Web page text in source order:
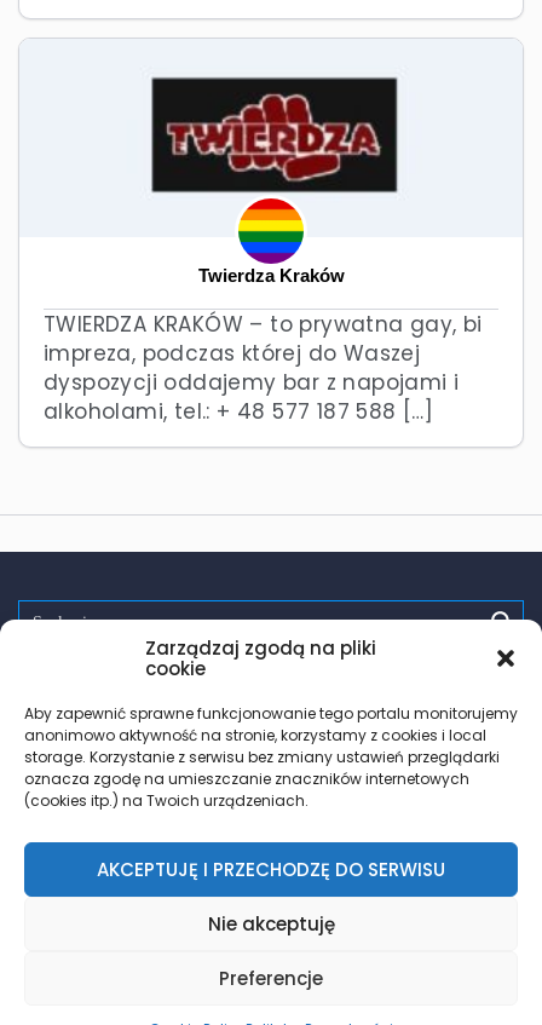
Zarządzaj zgodą na pliki
cookie
Aby zapewnić sprawne funkcjonowanie tego portalu monitorujemy
anonimowo aktywność na stronie, korzystamy z cookies i local
storage. Korzystanie z serwisu bez zmiany ustawień przeglądarki
oznacza zgodę na umieszczanie znaczników internetowych
(cookies itp.) na Twoich urządzeniach.
AKCEPTUJĘ I PRZECHODZĘ DO SERWISU
Nie akceptuję
Preferencje
Twierdza Kraków
TWIERDZA KRAKÓW – to prywatna gay, bi
impreza, podczas której do Waszej
dyspozycji oddajemy bar z napojami i
alkoholami, tel.: + 48 577 187 588 […]
randki wsparcie pomoc
testy hiv
© 2018 – 2026 Znajdz.lgbt
| Polityka prywatności